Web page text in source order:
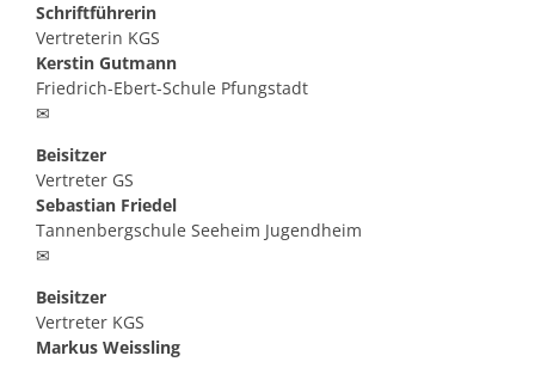
Schriftführerin
Vertreterin KGS
Kerstin Gutmann
Friedrich-Ebert-Schule Pfungstadt
✉
Beisitzer
Vertreter GS
Sebastian Friedel
Tannenbergschule Seeheim Jugendheim
✉
Beisitzer
Vertreter KGS
Markus Weissling